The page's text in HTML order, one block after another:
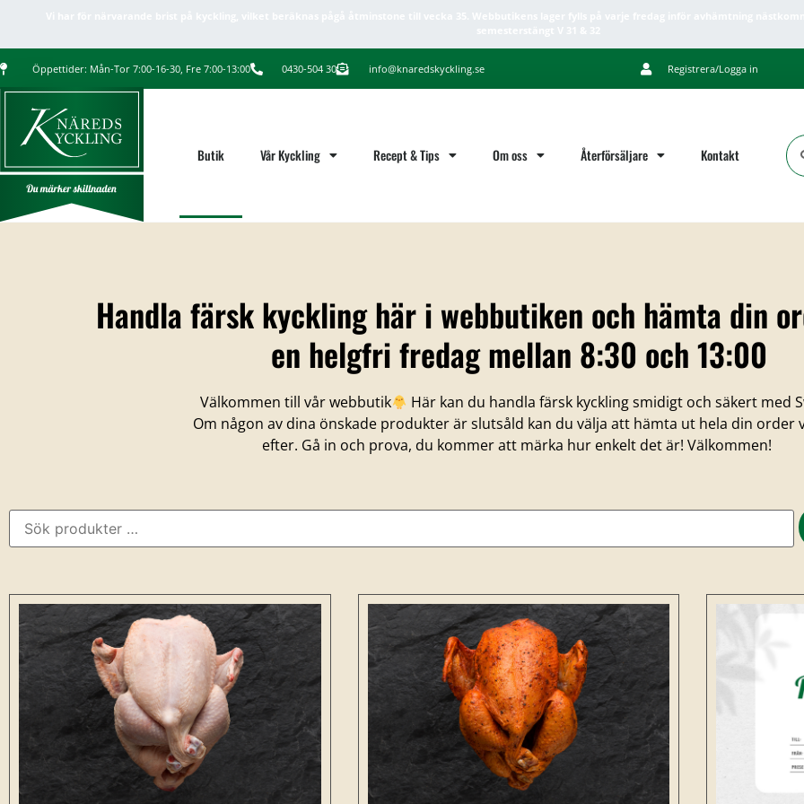
Öppettider: Mån-Tor 7:00-16-30, Fre 7:00-13:00 0430-504 30 info@knaredskyckling.se Registrera/Logga in
Butik Vår Kyckling Recept & Tips Om oss Återförsäljare Kontakt
Handla färsk kyckling här i webbutiken och hämta din
en helgfri fredag mellan 8:30 och 13:00
Välkommen till vår webbutik
Här kan du handla färsk kyckling smidigt och säkert med
Om någon av dina önskade produkter är slutsåld kan du välja att hämta ut hela din order
efter. Gå in och prova, du kommer att märka hur enkelt det är! Välkommen!